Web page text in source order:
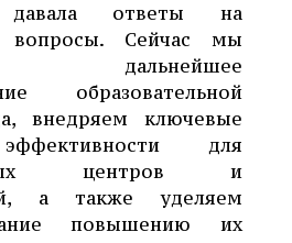
давала ответы на
вопросы. Сейчас мы
дальнейшее
образовательной
внедряем ключевые
для
центров и
а также уделяем
повышению их